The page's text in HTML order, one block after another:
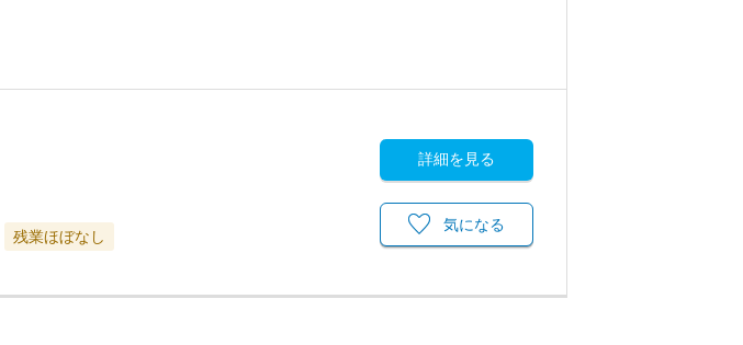
残業ほぼなし
詳細を見る
気になる